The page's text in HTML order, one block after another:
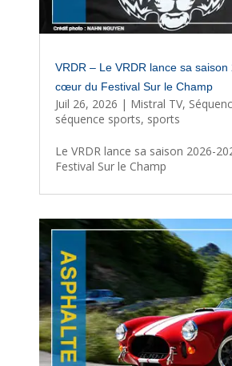
VRDR – Le VRDR lance sa
cœur du Festival Sur le Champ
Juil 26, 2026 | Mistral TV,
séquence sports, sports
Le VRDR lance sa saison 2026-
Festival Sur le Champ